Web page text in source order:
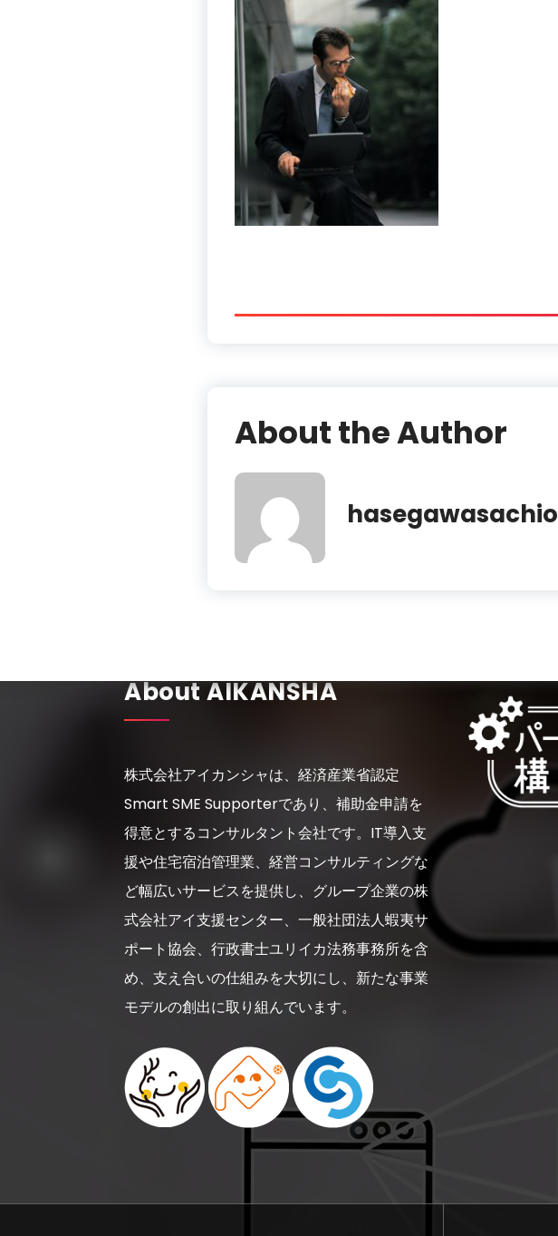
About the Author
hasegawasachio
About AIKANSHA
株式会社アイカンシャは、経済産業省認定
Smart SME Supporterであり、補助金申請を
得意とするコンサルタント会社です。IT導入支
援や住宅宿泊管理業、経営コンサルティングな
ど幅広いサービスを提供し、グループ企業の株
式会社アイ支援センター、一般社団法人蝦夷サ
ポート協会、行政書士ユリイカ法務事務所を含
め、支え合いの仕組みを大切にし、新たな事業
モデルの創出に取り組んでいます。